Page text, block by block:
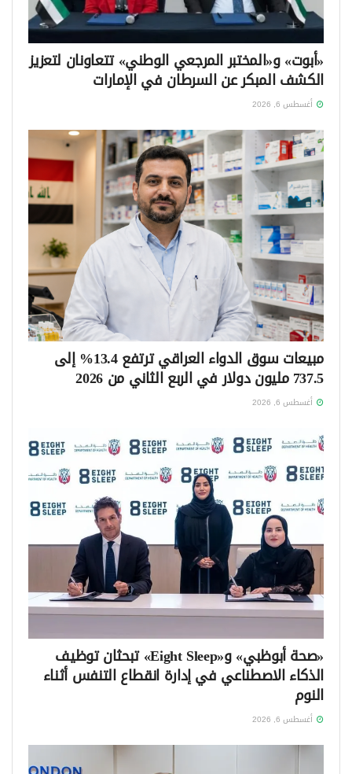
«أبوت» و«المختبر المرجعي الوطني» تتعاونان لتعزيز
الكشف المبكر عن السرطان في الإمارات
أغسطس 6, 2026
مبيعات سوق الدواء العراقي ترتفع 13.4% إلى
737.5 مليون دولار في الربع الثاني من 2026
أغسطس 6, 2026
«صحة أبوظبي» و«Eight Sleep» تبحثان توظيف
الذكاء الاصطناعي في إدارة انقطاع التنفس أثناء
النوم
أغسطس 6, 2026